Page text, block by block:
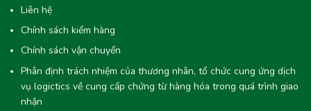
Liên hệ
Chính sách kiểm hàng
Chính sách vận chuyển
Phân định trách nhiệm của thương nhân, tổ chức cung ứng dịch
vụ logictics về cung cấp chứng từ hàng hóa trong quá trình giao
nhận